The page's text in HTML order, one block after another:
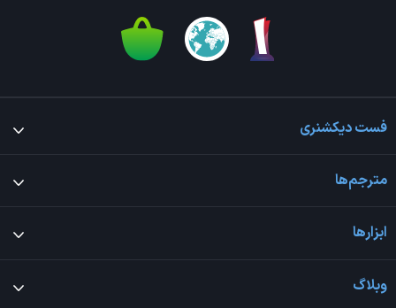
فست دیکشنری
مترجم‌ها
ابزارها
وبلاگ